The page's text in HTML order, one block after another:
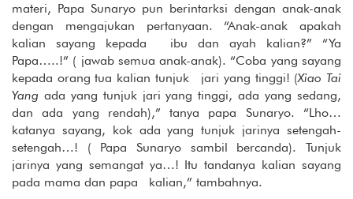
materi, Papa Sunaryo pun berintarksi dengan anak-anak
dengan mengajukan pertanyaan. “Anak-anak apakah
kalian sayang kepada ibu dan ayah kalian?” “Ya
Papa…..!” ( jawab semua anak-anak). “Coba yang sayang
kepada orang tua kalian tunjuk jari yang tinggi! (Xiao Tai
Yang ada yang tunjuk jari yang tinggi, ada yang sedang,
dan ada yang rendah),” tanya papa Sunaryo. “Lho…
katanya sayang, kok ada yang tunjuk jarinya setengah-
setengah…! ( Papa Sunaryo sambil bercanda). Tunjuk
jarinya yang semangat ya…! Itu tandanya kalian sayang
pada mama dan papa kalian,” tambahnya.